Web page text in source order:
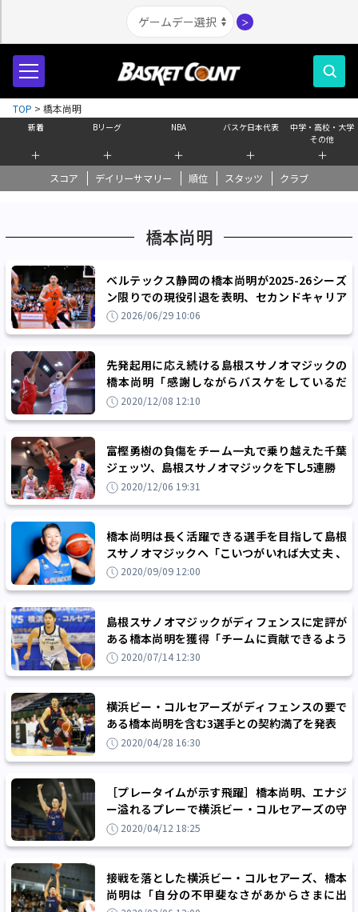
＞
新着
＋
Bリーグ
＋
NBA
＋
バスケ日本代表
＋
中学・高校・大学
その他
＋
スコア デイリーサマリー 順位 スタッツ クラブ
TOP > 橋本尚明
橋本尚明
ベルテックス静岡の橋本尚明が2025-26シーズ
ン限りでの現役引退を表明、セカンドキャリア
はバスケと異なる世界に飛び込む
2026/06/29 10:06
先発起用に応え続ける島根スサノオマジックの
橋本尚明「感謝しながらバスケをしているだ
け」2020/12/08 12:10
富樫勇樹の負傷をチーム一丸で乗り越えた千葉
ジェッツ、島根スサノオマジックを下し5連勝
2020/12/06 19:31
橋本尚明は長く活躍できる選手を目指して島根
スサノオマジックへ「こいつがいれば大丈夫 、
と思われる選手に」
2020/09/09 12:00
島根スサノオマジックがディフェンスに定評が
ある橋本尚明を獲得「チームに貢献できるよう
日々努力していく」
2020/07/14 12:30
横浜ビー・コルセアーズがディフェンスの要で
ある橋本尚明を含む3選手との契約満了を発表
2020/04/28 16:30
［プレータイムが示す飛躍］橋本尚明、エナジ
ー溢れるプレーで横浜ビー・コルセアーズの守
備の要に
2020/04/12 18:25
接戦を落とした横浜ビー・コルセアーズ、橋本
尚明は「自分の不甲斐なさがあからさまに出